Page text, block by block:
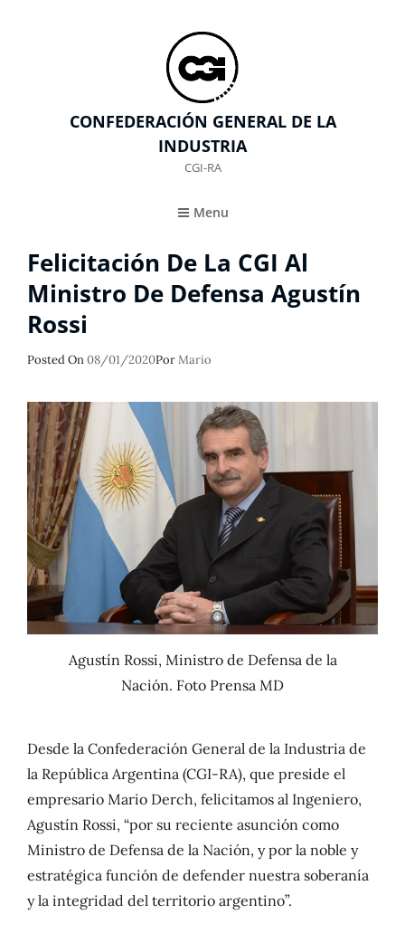
CONFEDERACIÓN GENERAL DE LA
INDUSTRIA
CGI-RA
Menu
Felicitación De La CGI Al
Ministro De Defensa Agustín
Rossi
Posted OnPublicado
08/01/2020PorMario
Agustín Rossi, Ministro de Defensa de la
Nación. Foto Prensa MD
Desde la Confederación General de la Industria de
la República Argentina (CGI-RA), que preside el
empresario Mario Derch, felicitamos al Ingeniero,
Agustín Rossi, “por su reciente asunción como
Ministro de Defensa de la Nación, y por la noble y
estratégica función de defender nuestra soberanía
y la integridad del territorio argentino”.